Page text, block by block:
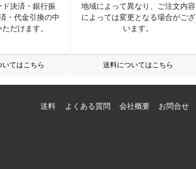
決済・銀行振
・代金引換の中
だけます。
てはこちら
地域によって異なり、ご注文内容
によっては変更となる場合がござ
います。
送料についてはこちら
送料 よくある質問 会社概要 お問合せ